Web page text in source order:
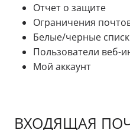
Отчет о защите
Ограничения
Белые/черные
Пользователи веб-
Мой аккаунт
ВХОДЯЩАЯ